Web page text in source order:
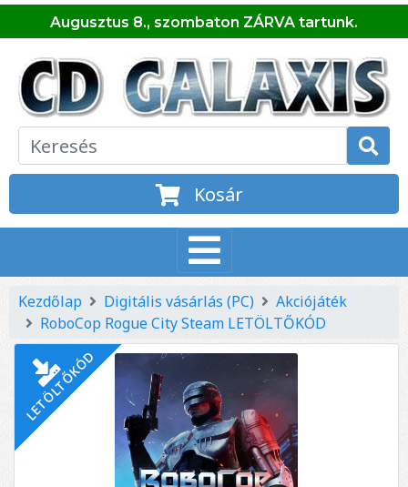
Augusztus 8., szombaton ZÁRVA tartunk.
Kosár
Kezdőlap Digitális vásárlás (PC)
Akciójáték
RoboCop Rogue City Steam LETÖLTŐKÓD
LETÖLTŐKÓD